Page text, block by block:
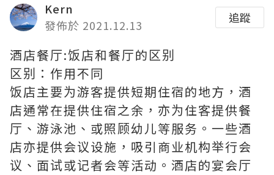
Kern
發佈於 2021.12.13
追蹤
酒店餐厅:饭店和餐厅的区别
区别：作用不同
饭店主要为游客提供短期住宿的地方，酒
店通常在提供住宿之余，亦为住客提供餐
厅、游泳池、或照顾幼儿等服务。一些酒
店亦提供会议设施，吸引商业机构举行会
议、面试或记者会等活动。酒店的宴会厅